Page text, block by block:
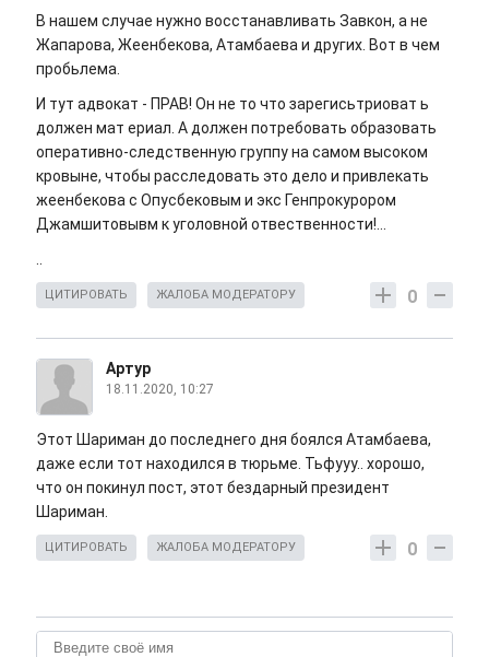
В нашем случае нужно восстанавливать Завкон, а не
Жапарова, Жеенбекова, Атамбаева и других. Вот в чем
пробьлема.
И тут адвокат - ПРАВ! Он не то что зарегисьтриоват ь
должен мат ериал. А должен потребовать образовать
оперативно-следственную группу на самом высоком
кровыне, чтобы расследовать это дело и привлекать
жеенбекова с Опусбековым и экс Генпрокурором
Джамшитовывм к уголовной отвественности!...
0
ЦИТИРОВАТЬ ЖАЛОБА МОДЕРАТОРУ
Артур
18.11.2020, 10:27
Этот Шариман до последнего дня боялся Атамбаева,
даже если тот находился в тюрьме. Тьфууу.. хорошо,
что он покинул пост, этот бездарный президент
Шариман.
0
ЦИТИРОВАТЬ ЖАЛОБА МОДЕРАТОРУ